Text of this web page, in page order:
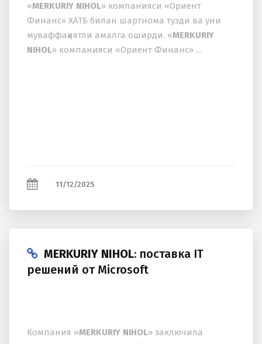
«MERKURIY NIHOL» компанияси «Ориент
Финанс» ХАТБ билан шартнома тузди ва уни
муваффақиятли амалга оширди. «MERKURIY
NIHOL» компанияси «Ориент Финанс» ...
11/12/2025
MERKURIY NIHOL: поставка IT
решений от Microsoft
Компания «MERKURIY NIHOL» заключила